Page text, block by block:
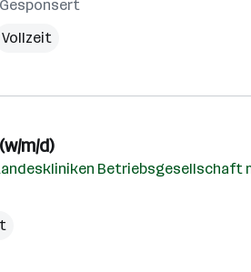
Gesponsert
Vollzeit
m/d)
Betriebsgesellschaft